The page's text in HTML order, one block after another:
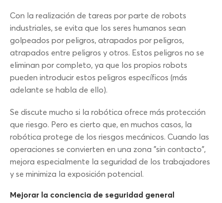
Con la realización de tareas por parte de robots
industriales, se evita que los seres humanos sean
golpeados por peligros, atrapados por peligros,
atrapados entre peligros y otros. Estos peligros no se
eliminan por completo, ya que los propios robots
pueden introducir estos peligros específicos (más
adelante se habla de ello).
Se discute mucho si la robótica ofrece más protección
que riesgo. Pero es cierto que, en muchos casos, la
robótica protege de los riesgos mecánicos. Cuando las
operaciones se convierten en una zona "sin contacto",
mejora especialmente la seguridad de los trabajadores
y se minimiza la exposición potencial.
Mejorar la conciencia de seguridad general